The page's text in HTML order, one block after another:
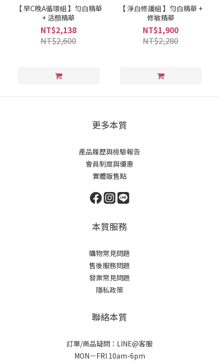
【 早C晚A循環組 】勻白精華
+ 活顏精華
NT$2,138
NT$2,600
【 淨白修護組 】勻白精華 +
修敏精華
NT$1,900
NT$2,280
更多本質
產品履歷與檢驗報告
會員制度與優惠
實體販售點
本質服務
購物常見問題
售後服務問題
發票常見問題
隱私政策
聯絡本質
訂單/商品疑問：LINE@客服
MON－FRI 10am-6pm